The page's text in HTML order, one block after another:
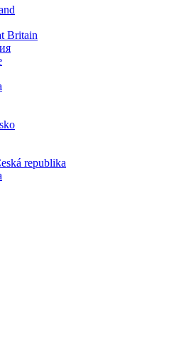
Britain
republika